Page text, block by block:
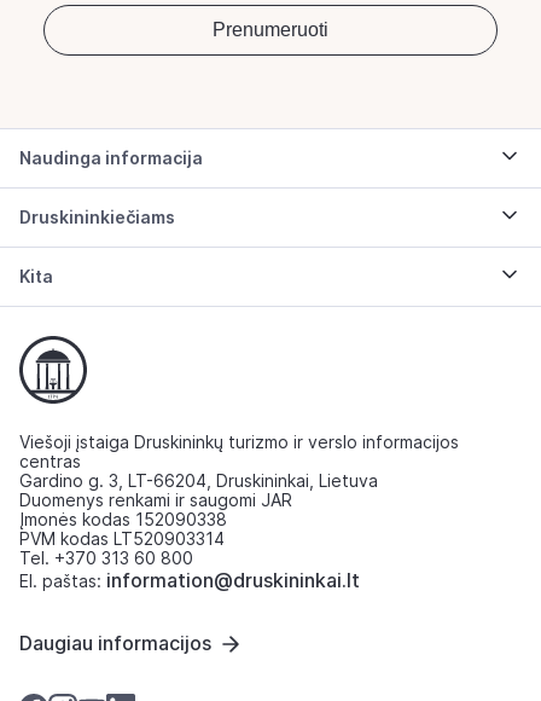
Naudinga informacija
Druskininkiečiams
Kita
Viešoji įstaiga Druskininkų turizmo ir verslo informacijos
centras
Gardino g. 3, LT-66204, Druskininkai, Lietuva
Duomenys renkami ir saugomi JAR
Įmonės kodas 152090338
PVM kodas LT520903314
Tel. +370 313 60 800
El. paštas: information@druskininkai.lt
Daugiau informacijos